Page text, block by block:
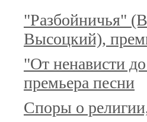
"Разбойничья"
Высоцкий),
"От ненависти
премьера песни
Споры о